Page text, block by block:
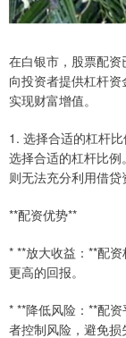
在白银市，股票配
向投资者提供杠杆
实现财富增值。
1. 选择合适的杠杆
选择合适的杠杆比
则无法充分利用借贷
**配资优势**
* **放大收益：**配
更高的回报。
* **降低风险：**配
者控制风险，避免损